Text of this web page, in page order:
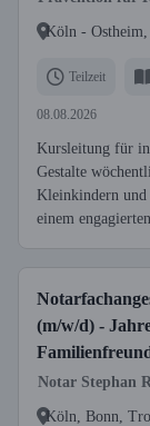
Köln -
Teilzeit
08.08.2026
Kursleitung für
Gestalte
Kleinkindern und
einem
(m/w/d) -
Notar Stephan
Köln, Bonn,